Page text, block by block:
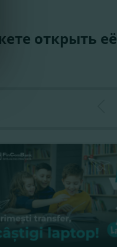
открыть её